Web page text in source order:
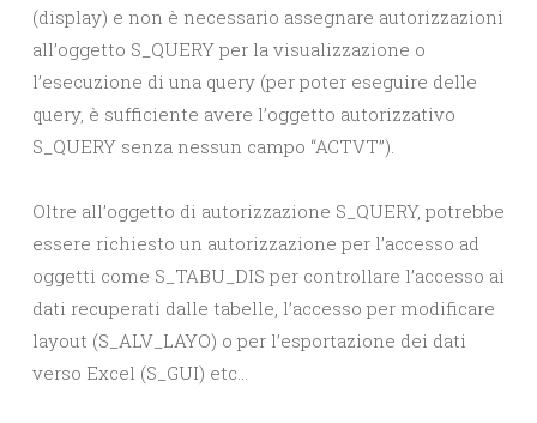
(display) e non è necessario assegnare autorizzazioni
all’oggetto S_QUERY per la visualizzazione o
l’esecuzione di una query (per poter eseguire delle
query, è sufficiente avere l’oggetto autorizzativo
S_QUERY senza nessun campo “ACTVT”).
Oltre all’oggetto di autorizzazione S_QUERY, potrebbe
essere richiesto un autorizzazione per l’accesso ad
oggetti come S_TABU_DIS per controllare l’accesso ai
dati recuperati dalle tabelle, l’accesso per modificare
layout (S_ALV_LAYO) o per l’esportazione dei dati
verso Excel (S_GUI) etc…